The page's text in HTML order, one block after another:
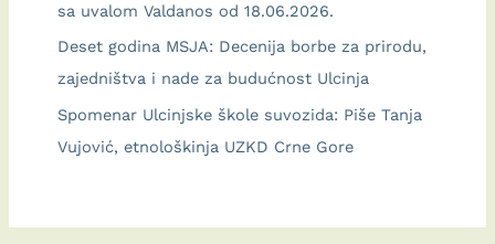
sa uvalom Valdanos od 18.06.2026.
Deset godina MSJA: Decenija borbe za prirodu,
zajedništva i nade za budućnost Ulcinja
Spomenar Ulcinjske škole suvozida: Piše Tanja
Vujović, etnološkinja UZKD Crne Gore